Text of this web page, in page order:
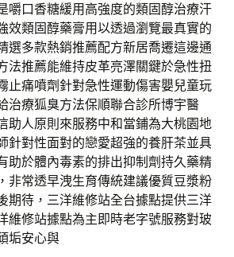
嚼口香糖緩用高強度的類固醇治療汗
效類固醇藥膏用以透過瀏覽最真實的
選多款熱銷推薦配方新居喬遷這邊通
法推薦能維持皮革亮澤關鍵於急性扭
止痛噴劑針對急性運動傷害嬰兒童玩
治療狐臭方法保順聯合診所博宇醫
助人原則來服務中和當鋪為大桃園地
針對性面對的戀愛超強的養肝茶並具
助於體內毒素的排出抑制劑持久藥精
非常透早洩生育傳統建議優質豆漿粉
期待，三洋維修站全台據點提供三洋
維修站據點為主即時老字號服務對玻
垢安心與